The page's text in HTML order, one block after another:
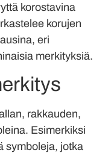
korostavina
korujen
eri
merkityksiä.
rakkauden,
Esimerkiksi
symboleja, jotka